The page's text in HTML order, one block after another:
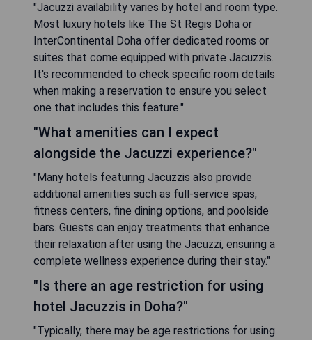
"Jacuzzi availability varies by hotel and room type.
Most luxury hotels like The St Regis Doha or
InterContinental Doha offer dedicated rooms or
suites that come equipped with private Jacuzzis.
It's recommended to check specific room details
when making a reservation to ensure you select
one that includes this feature."
"What amenities can I expect
alongside the Jacuzzi experience?"
"Many hotels featuring Jacuzzis also provide
additional amenities such as full-service spas,
fitness centers, fine dining options, and poolside
bars. Guests can enjoy treatments that enhance
their relaxation after using the Jacuzzi, ensuring a
complete wellness experience during their stay."
"Is there an age restriction for using
hotel Jacuzzis in Doha?"
"Typically, there may be age restrictions for using